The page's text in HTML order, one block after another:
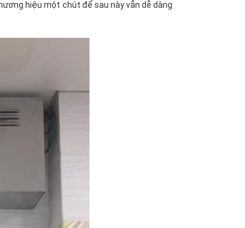
hiệu một chút để sau này vẫn dễ dàng